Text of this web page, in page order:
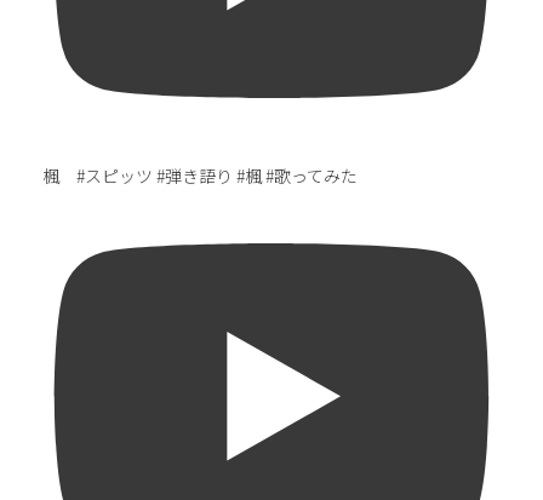
楓 #スピッツ #弾き語り #楓 #歌ってみた